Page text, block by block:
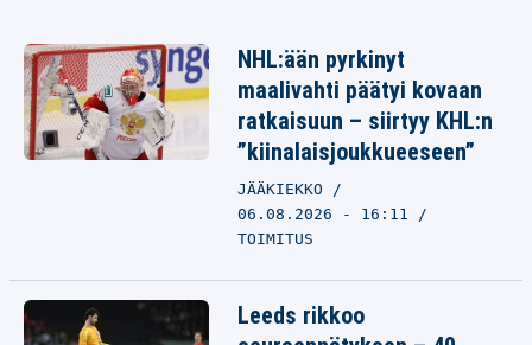
NHL:ään pyrkinyt
maalivahti päätyi kovaan
ratkaisuun – siirtyy KHL:n
”kiinalaisjoukkueeseen”
JÄÄKIEKKO
06.08.2026 - 16:11
TOIMITUS
Leeds rikkoo